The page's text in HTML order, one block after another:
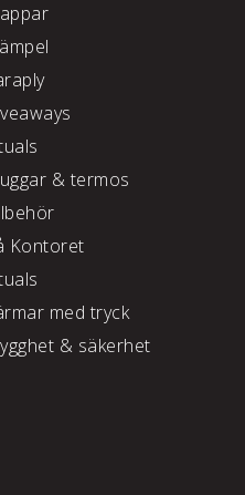
& termos
Kontoret
med tryck
& säkerhet